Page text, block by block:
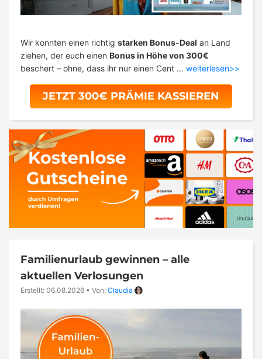
Wir konnten einen richtig starken Bonus-Deal an Land
ziehen, der euch einen Bonus in Höhe von 300€
beschert – ohne, dass ihr nur einen Cent … weiterlesen>>
JETZT 300€ PRÄMIE KASSIEREN
Familienurlaub gewinnen – alle
aktuellen Verlosungen
Erstellt: 06.08.2026 • Von: Claudia